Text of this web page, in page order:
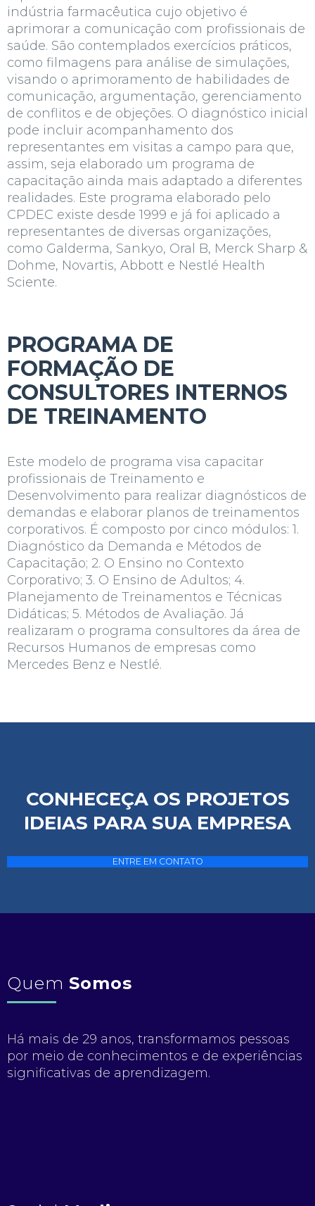
indústria farmacêutica cujo objetivo é
aprimorar a comunicação com profissionais de
saúde. São contemplados exercícios práticos,
como filmagens para análise de simulações,
visando o aprimoramento de habilidades de
comunicação, argumentação, gerenciamento
de conflitos e de objeções. O diagnóstico inicial
pode incluir acompanhamento dos
representantes em visitas a campo para que,
assim, seja elaborado um programa de
capacitação ainda mais adaptado a diferentes
realidades. Este programa elaborado pelo
CPDEC existe desde 1999 e já foi aplicado a
representantes de diversas organizações,
como Galderma, Sankyo, Oral B, Merck Sharp &
Dohme, Novartis, Abbott e Nestlé Health
Sciente.
PROGRAMA DE
FORMAÇÃO DE
CONSULTORES INTERNOS
DE TREINAMENTO
Este modelo de programa visa capacitar
profissionais de Treinamento e
Desenvolvimento para realizar diagnósticos de
demandas e elaborar planos de treinamentos
corporativos. É composto por cinco módulos: 1.
Diagnóstico da Demanda e Métodos de
Capacitação; 2. O Ensino no Contexto
Corporativo; 3. O Ensino de Adultos; 4.
Planejamento de Treinamentos e Técnicas
Didáticas; 5. Métodos de Avaliação. Já
realizaram o programa consultores da área de
Recursos Humanos de empresas como
Mercedes Benz e Nestlé.
CONHECEÇA OS PROJETOS
IDEIAS PARA SUA EMPRESA
ENTRE EM CONTATO
Quem Somos
Há mais de 29 anos, transformamos pessoas
por meio de conhecimentos e de experiências
significativas de aprendizagem.